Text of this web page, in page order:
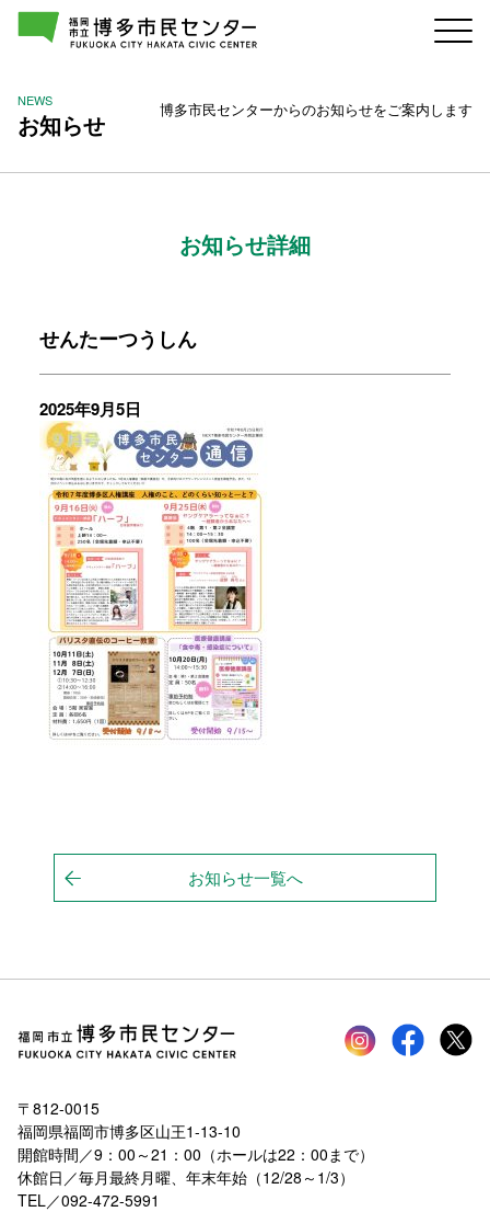
NEWS
お知らせ 博多市民センターからのお知らせをご案内します
お知らせ詳細
せんたーつうしん
2025年9月5日
お知らせ一覧へ
Instagramfacebook
〒812-0015
福岡県福岡市博多区山王1-13-10
開館時間／9：00～21：00（ホールは22：00まで）
休館日／毎月最終月曜、年末年始（12/28～1/3）
TEL／092-472-5991